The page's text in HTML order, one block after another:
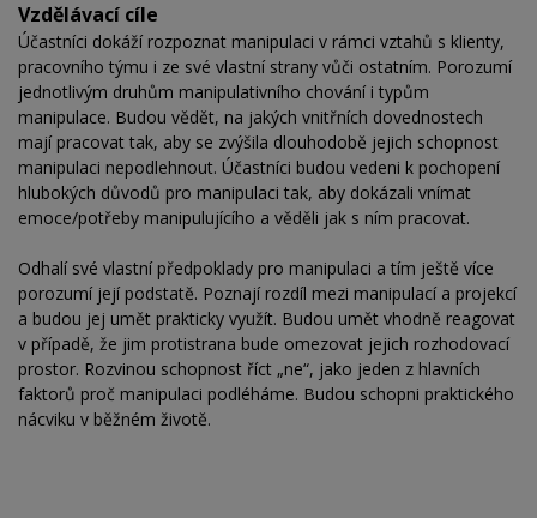
Vzdělávací cíle
Účastníci dokáží rozpoznat manipulaci v rámci vztahů s klienty,
pracovního týmu i ze své vlastní strany vůči ostatním. Porozumí
jednotlivým druhům manipulativního chování i typům
manipulace. Budou vědět, na jakých vnitřních dovednostech
mají pracovat tak, aby se zvýšila dlouhodobě jejich schopnost
manipulaci nepodlehnout. Účastníci budou vedeni k pochopení
hlubokých důvodů pro manipulaci tak, aby dokázali vnímat
emoce/potřeby manipulujícího a věděli jak s ním pracovat.
Odhalí své vlastní předpoklady pro manipulaci a tím ještě více
porozumí její podstatě. Poznají rozdíl mezi manipulací a projekcí
a budou jej umět prakticky využít. Budou umět vhodně reagovat
v případě, že jim protistrana bude omezovat jejich rozhodovací
prostor. Rozvinou schopnost říct „ne“, jako jeden z hlavních
faktorů proč manipulaci podléháme. Budou schopni praktického
nácviku v běžném životě.